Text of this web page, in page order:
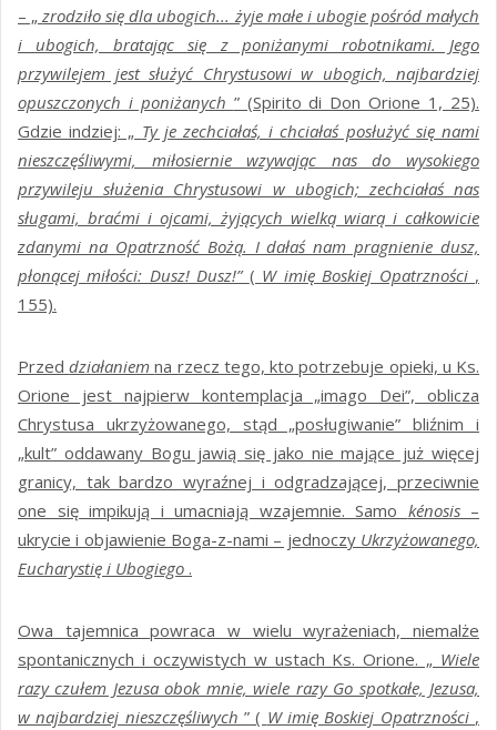
– „zrodziło się dla ubogich... żyje małe i ubogie pośród małych
i ubogich, bratając się z poniżanymi robotnikami. Jego
przywilejem jest służyć Chrystusowi w ubogich, najbardziej
opuszczonych i poniżanych ” (Spirito di Don Orione 1, 25).
Gdzie indziej: „ Ty je zechciałaś, i chciałaś posłużyć się nami
nieszczęśliwymi, miłosiernie wzywając nas do wysokiego
przywileju służenia Chrystusowi w ubogich; zechciałaś nas
sługami, braćmi i ojcami, żyjących wielką wiarą i całkowicie
zdanymi na Opatrzność Bożą. I dałaś nam pragnienie dusz,
płonącej miłości: Dusz! Dusz!” ( W imię Boskiej Opatrzności ,
155).
Przeddziałaniemna rzecz tego, kto potrzebuje opieki, u Ks.
Orione jest najpierw kontemplacja „imago Dei”, oblicza
Chrystusa ukrzyżowanego, stąd „posługiwanie” bliźnim i
„kult” oddawany Bogu jawią się jako nie mające już więcej
granicy, tak bardzo wyraźnej i odgradzającej, przeciwnie
one się impikują i umacniają wzajemnie. Samo kénosis –
ukrycie i objawienie Boga-z-nami – jednoczy Ukrzyżowanego,
Eucharystię i Ubogiego .
Owa tajemnica powraca w wielu wyrażeniach, niemalże
spontanicznych i oczywistych w ustach Ks. Orione. „ Wiele
razy czułem Jezusa obok mnie, wiele razy Go spotkałe, Jezusa,
w najbardziej nieszczęśliwych ” ( W imię Boskiej Opatrzności ,